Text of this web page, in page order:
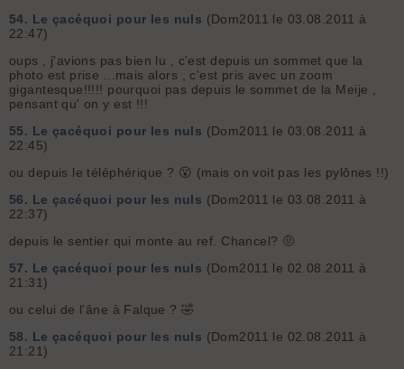
54. Le çacéquoi pour les nuls (Dom2011 le 03.08.2011 à
22:47)
oups , j'avions pas bien lu , c'est depuis un sommet que la
photo est prise ...mais alors , c'est pris avec un zoom
gigantesque!!!!! pourquoi pas depuis le sommet de la Meije ,
pensant qu' on y est !!!
55. Le çacéquoi pour les nuls (Dom2011 le 03.08.2011 à
22:45)
ou depuis le téléphérique ? 😮 (mais on voit pas les pylônes !!)
56. Le çacéquoi pour les nuls (Dom2011 le 03.08.2011 à
22:37)
depuis le sentier qui monte au ref. Chancel? 🤨
57. Le çacéquoi pour les nuls (Dom2011 le 02.08.2011 à
21:31)
ou celui de l'âne à Falque ? 🤣
58. Le çacéquoi pour les nuls (Dom2011 le 02.08.2011 à
21:21)